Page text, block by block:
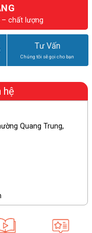
chất lượng
Tư Vấn
Chúng tôi sẽ gọi cho bạn
hệ
Quang Trung,